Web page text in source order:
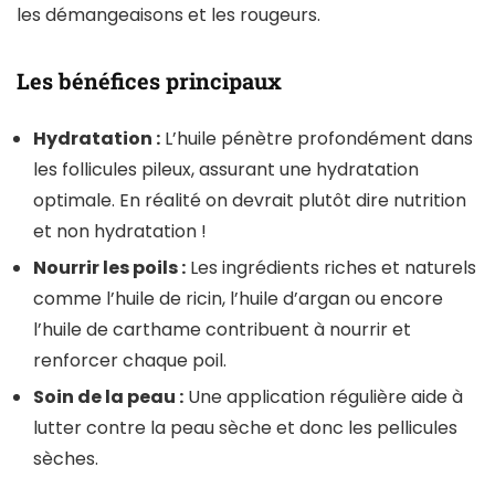
les démangeaisons et les rougeurs.
Les bénéfices principaux
Hydratation : L’huile pénètre profondément dans
les follicules pileux, assurant une hydratation
optimale. En réalité on devrait plutôt dire nutrition
et non hydratation !
Nourrir les poils : Les ingrédients riches et naturels
comme l’huile de ricin, l’huile d’argan ou encore
l’huile de carthame contribuent à nourrir et
renforcer chaque poil.
Soin de la peau : Une application régulière aide à
lutter contre la peau sèche et donc les pellicules
sèches.